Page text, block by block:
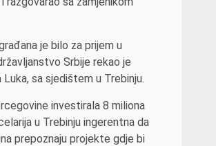
je bilo za prijem u
Srbije rekao je
sa sjedištem u Trebinju.
investirala 8 miliona
u Trebinju ingerentna da
prepoznaju projekte gdje bi